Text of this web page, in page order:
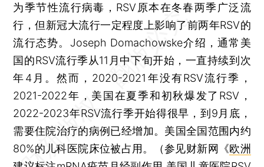
为季节性流行病毒，RSV原本在冬春两季广泛流
行，但新冠大流行一定程度上影响了前两年RSV的
流行态势。Joseph Domachowske介绍，通常美
国的RSV流行季从11月中下旬开始，一直持续到次
年4月。然而，2020-2021年没有RSV流行季，
2021-2022年，美国在夏季和初秋爆发了RSV，
2022-2023年RSV流行季开始得很早，到9月底，
需要住院治疗的病例已经增加。美国全国范围内约
80%的儿科医院床位被占用。（参见财新网《欧洲